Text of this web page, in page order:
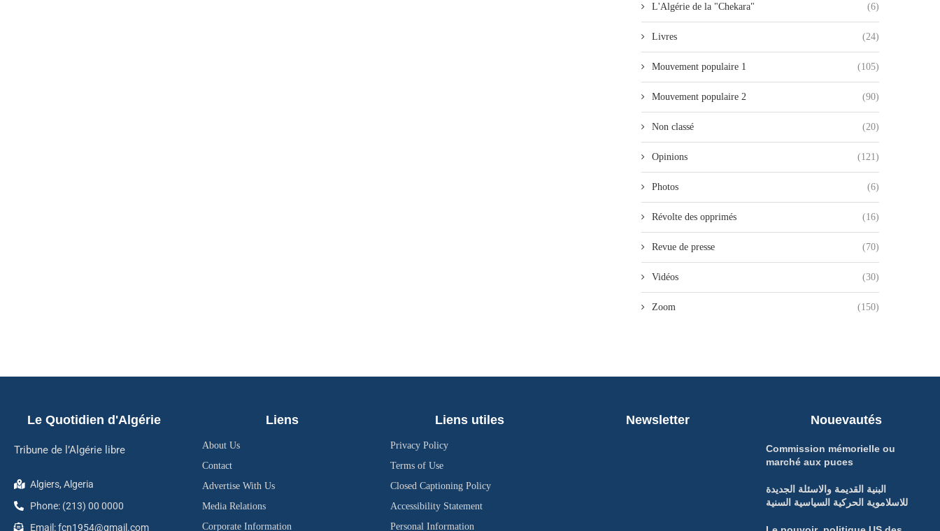
L'Algérie de la "Chekara" (6)
Livres (24)
Mouvement populaire 1 (105)
Mouvement populaire 2 (90)
Non classé (20)
Opinions (121)
Photos (6)
Révolte des opprimés (16)
Revue de presse (70)
Vidéos (30)
Zoom (150)
Le Quotidien d'Algérie
Tribune de l’Algérie libre
Algiers, Algeria
Phone: (213) 00 0000
Email: fcn1954@gmail.com
Liens
About Us
Contact
Advertise With Us
Media Relations
Corporate Information
Liens utiles
Privacy Policy
Terms of Use
Closed Captioning Policy
Accessibility Statement
Personal Information
Newsletter Nouevautés
Commission mémorielle ou
marché aux puces
البنية القديمة والاسئلة الجديدة
للاسلاموية الحركية السياسية السنية